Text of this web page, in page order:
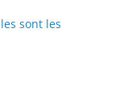
sont les